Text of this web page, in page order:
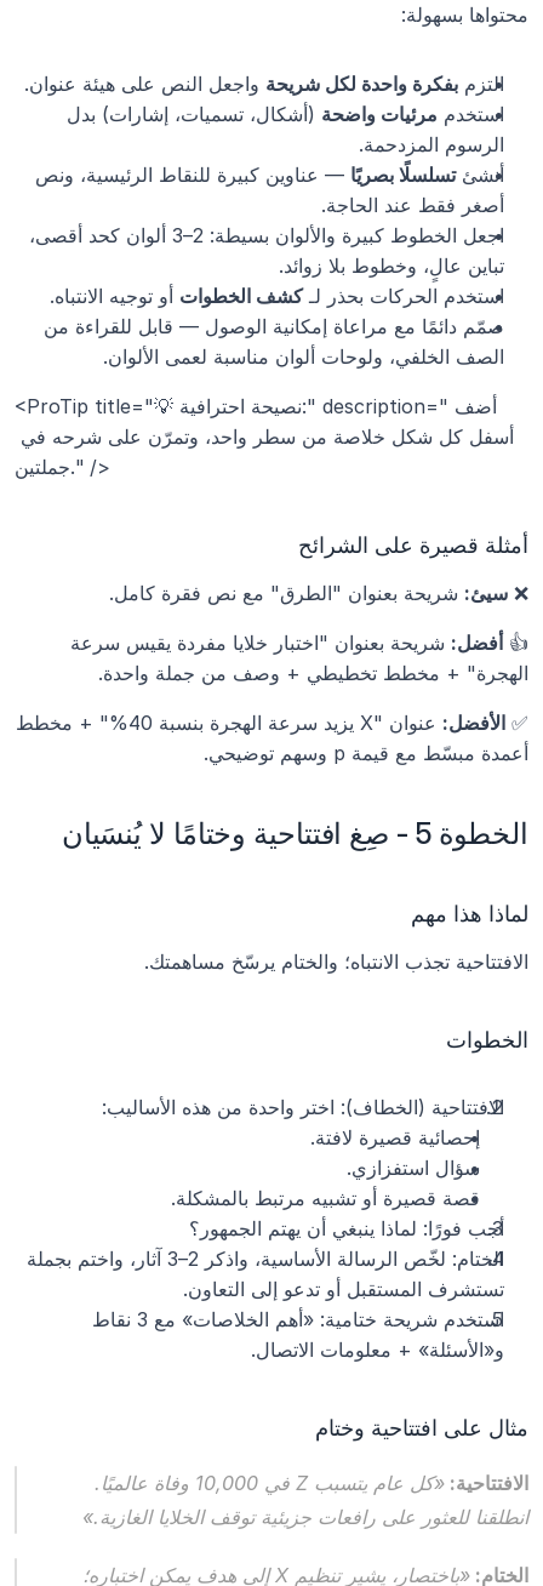
محتواها بسهولة:
التزم بفكرة واحدة لكل شريحة واجعل النص على هيئة عنوان.
استخدم مرئيات واضحة
الرسوم المزدحمة.
أنشئ تسلسلًا بصريًا
أصغر فقط عند الحاجة.
تباين عالٍ، وخطوط بلا زوائد.
استخدم الحركات بحذر لـ كشف الخطوات أو توجيه الانتباه.
الصف الخلفي، ولوحات ألوان مناسبة لعمى الألوان.
<ProTip title="💡 نصيحة احترافية:" description="أضف
جملتين." />
أمثلة قصيرة على الشرائح
❌ سيئ: شريحة بعنوان "الطرق" مع نص فقرة كامل.
👍 أفضل:
الهجرة" + مخطط تخطيطي + وصف من جملة واحدة.
✅ الأفضل:
أعمدة مبسّط مع قيمة p وسهم توضيحي.
الخطوة 5 - صِغ افتتاحية وختامًا لا يُنسَيان
لماذا هذا مهم
الافتتاحية تجذب الانتباه؛ والختام يرسّخ مساهمتك.
الخطوات
الافتتاحية (الخطاف): اختر واحدة من هذه الأساليب:
إحصائية قصيرة لافتة.
سؤال استفزازي.
قصة قصيرة أو تشبيه مرتبط بالمشكلة.
أجب فورًا: لماذا ينبغي أن يهتم الجمهور؟
تستشرف المستقبل أو تدعو إلى التعاون.
و«الأسئلة» + معلومات الاتصال.
مثال على افتتاحية وختام
الافتتاحية:
انطلقنا للعثور على رافعات جزيئية توقف الخلايا الغازية.»
الختام: